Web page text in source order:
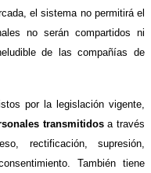
el sistema no permitirá el
no serán compartidos ni
de las compañías de
por la legislación vigente,
transmitidosa través
rectificación, supresión,
También tiene